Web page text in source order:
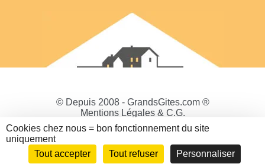
© Depuis 2008 - GrandsGites.com ®
Mentions Légales & C.G.
Politique de Confidentialité
Gestion des cookies
Cookies chez nous = bon fonctionnement du site
uniquement
Tout accepter
Tout refuser Personnaliser